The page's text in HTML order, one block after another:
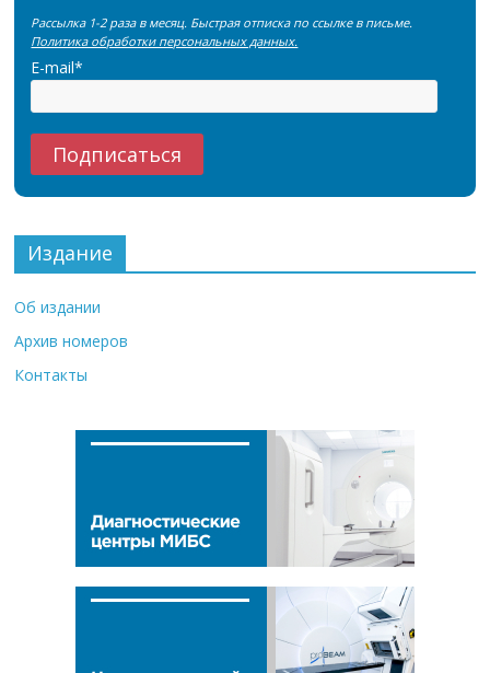
Рассылка 1-2 раза в месяц. Быстрая отписка по ссылке в письме.
Политика обработки персональных данных.
E-mail*
Издание
Об издании
Архив номеров
Контакты